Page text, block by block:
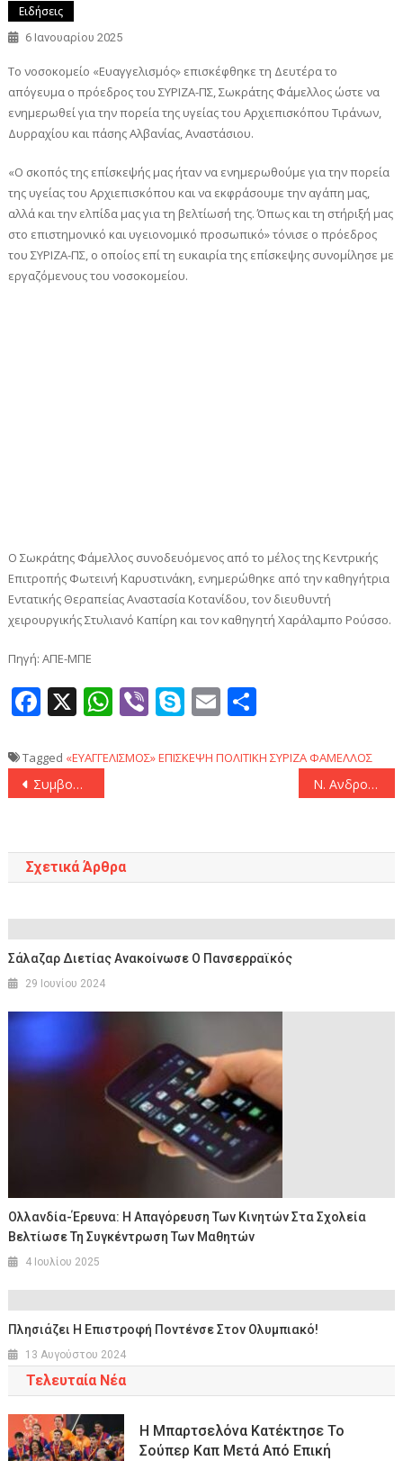
Ειδήσεις
6 Ιανουαρίου 2025
Το νοσοκομείο «Ευαγγελισμός» επισκέφθηκε τη Δευτέρα το
απόγευμα ο πρόεδρος του ΣΥΡΙΖΑ-ΠΣ, Σωκράτης Φάμελλος ώστε να
ενημερωθεί για την πορεία της υγείας του Αρχιεπισκόπου Τιράνων,
Δυρραχίου και πάσης Αλβανίας, Αναστάσιου.
«Ο σκοπός της επίσκεψής μας ήταν να ενημερωθούμε για την πορεία
της υγείας του Αρχιεπισκόπου και να εκφράσουμε την αγάπη μας,
αλλά και την ελπίδα μας για τη βελτίωσή της. Όπως και τη στήριξή μας
στο επιστημονικό και υγειονομικό προσωπικό» τόνισε ο πρόεδρος
του ΣΥΡΙΖΑ-ΠΣ, ο οποίος επί τη ευκαιρία της επίσκεψης συνομίλησε με
εργαζόμενους του νοσοκομείου.
Ο Σωκράτης Φάμελλος συνοδευόμενος από το μέλος της Κεντρικής
Επιτροπής Φωτεινή Καρυστινάκη, ενημερώθηκε από την καθηγήτρια
Εντατικής Θεραπείας Αναστασία Κοτανίδου, τον διευθυντή
χειρουργικής Στυλιανό Καπίρη και τον καθηγητή Χαράλαμπο Ρούσσο.
Πηγή: ΑΠΕ-ΜΠΕ
Facebook
X WhatsApp
ViberSkype
Email
Tagged «ΕΥΑΓΓΕΛΙΣΜΟΣ»ΕΠΙΣΚΕΨΗ ΠΟΛΙΤΙΚΗ ΣΥΡΙΖΑ ΦΑΜΕΛΛΟΣ
Πλοήγηση
Συμβούλιο Ασφαλείας ΟΗΕ: Έκκληση Ελλάδας για παρέμβαση της διεθνούς κοινότητας στην κρίση στο Σουδάν Ν. Ανδρουλάκης: «Εύχομαι η πατρίδα μας να βαδίσει σε δρόμους οικονομικής ανάπτυξης και κοινωνικής δικαιοσύνης σε μια εποχή πολλαπλών κρίσεων. Αυτό είναι το δικό μας χρέος»
Σχετικά Άρθρα
Σάλαζαρ Διετίας Ανακοίνωσε Ο Πανσερραϊκός
29 Ιουνίου 2024
Ολλανδία-Έρευνα: Η Απαγόρευση Των Κινητών Στα Σχολεία
Βελτίωσε Τη Συγκέντρωση Των Μαθητών
4 Ιουλίου 2025
Πλησιάζει Η Επιστροφή Ποντένσε Στον Ολυμπιακό!
13 Αυγούστου 2024
Τελευταία Νέα
Η Μπαρτσελόνα Κατέκτησε Το
Σούπερ Καπ Μετά Από Επική